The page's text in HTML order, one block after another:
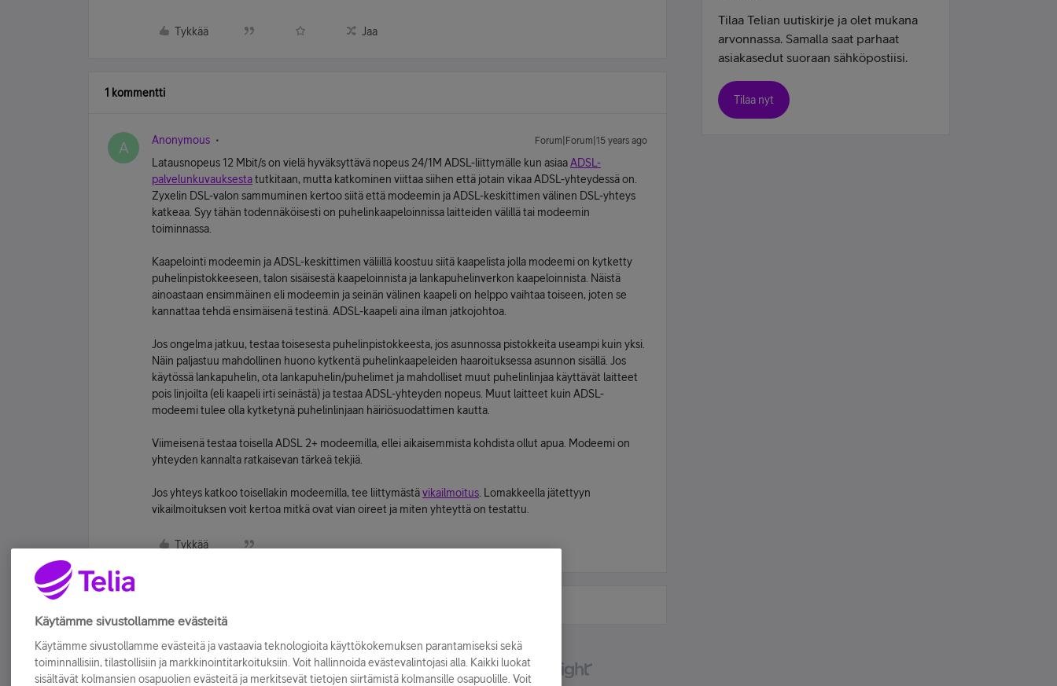
Tykkää Jaa
1 kommentti
A Anonymous Forum|Forum|15 years ago
Latausnopeus 12 Mbit/s on vielä hyväksyttävä nopeus 24/1M ADSL-liittymälle kun asiaaADSL-
palvelunkuvauksestatutkitaan, mutta katkominen viittaa siihen että jotain vikaa ADSL-yhteydessä on.
Zyxelin DSL-valon sammuminen kertoo siitä että modeemin ja ADSL-keskittimen välinen DSL-yhteys
katkeaa. Syy tähän todennäköisesti on puhelinkaapeloinnissa laitteiden välillä tai modeemin
toiminnassa.
Kaapelointi modeemin ja ADSL-keskittimen väliillä koostuu siitä kaapelista jolla modeemi on kytketty
puhelinpistokkeeseen, talon sisäisestä kaapeloinnista ja lankapuhelinverkon kaapeloinnista. Näistä
ainoastaan ensimmäinen eli modeemin ja seinän välinen kaapeli on helppo vaihtaa toiseen, joten se
kannattaa tehdä ensimäisenä testinä. ADSL-kaapeli aina ilman jatkojohtoa.
Jos ongelma jatkuu, testaa toisesesta puhelinpistokkeesta, jos asunnossa pistokkeita useampi kuin yksi.
Näin paljastuu mahdollinen huono kytkentä puhelinkaapeleiden haaroituksessa asunnon sisällä. Jos
käytössä lankapuhelin, ota lankapuhelin/puhelimet ja mahdolliset muut puhelinlinjaa käyttävät laitteet
pois linjoilta (eli kaapeli irti seinästä) ja testaa ADSL-yhteyden nopeus. Muut laitteet kuin ADSL-
modeemi tulee olla kytketynä puhelinlinjaan häiriösuodattimen kautta.
Viimeisenä testaa toisella ADSL 2+ modeemilla, ellei aikaisemmista kohdista ollut apua. Modeemi on
yhteyden kannalta ratkaisevan tärkeä tekjiä.
Jos yhteys katkoo toisellakin modeemilla, tee liittymästävikailmoitus . Lomakkeella jätettyyn
vikailmoituksen voit kertoa mitkä ovat vian oireet ja miten yhteyttä on testattu.
Tykkää
Tilaa Telian uutiskirje ja olet mukana
arvonnassa. Samalla saat parhaat
asiakasedut suoraan sähköpostiisi.
Tilaa nyt
Käytämme sivustollamme evästeitä
Käytämme sivustollamme evästeitä ja vastaavia teknologioita käyttökokemuksen parantamiseksi sekä
toiminnallisiin, tilastollisiin ja markkinointitarkoituksiin. Voit hallinnoida evästevalintojasi alla. Kaikki luokat
sisältävät kolmansien osapuolien evästeitä ja merkitsevät tietojen siirtämistä kolmansille osapuolille. Voit